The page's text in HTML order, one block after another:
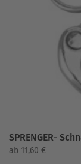
der
SPRENGER-
ab 11,60 €